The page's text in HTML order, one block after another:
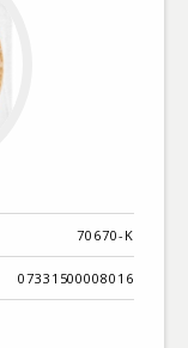
70670-K
07331500008016